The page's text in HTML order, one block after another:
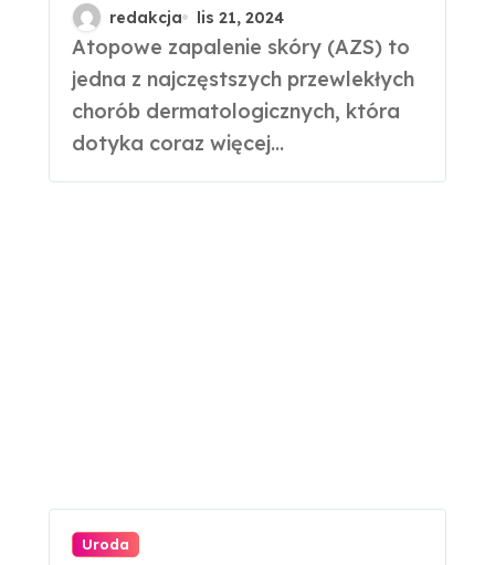
skóry u dzieci
redakcja lis 21, 2024
Atopowe zapalenie skóry (AZS) to
jedna z najczęstszych przewlekłych
chorób dermatologicznych, która
dotyka coraz więcej...
Uroda